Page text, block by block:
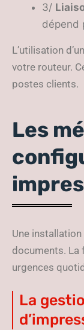
3/
dépend
L’utilisation
votre routeur.
postes clients.
Les
Une
documents. La
urgences
La